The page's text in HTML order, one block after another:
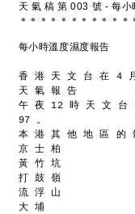
天 氣 稿 第 003 號 - 每小
＊ ＊ ＊ ＊ ＊ ＊ ＊ ＊ ＊ ＊ ＊
每小時溫度濕度報告
香 港 天 文 台 在 4
天 氣 報 告
午 夜 12 時 天 文 台
97 。
本 港 其 他 地 區 的
京 士 柏
黃 竹 坑
打 鼓 嶺
流 浮 山
大 埔